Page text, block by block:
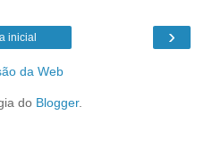
›
inicial
da Web
do Blogger.